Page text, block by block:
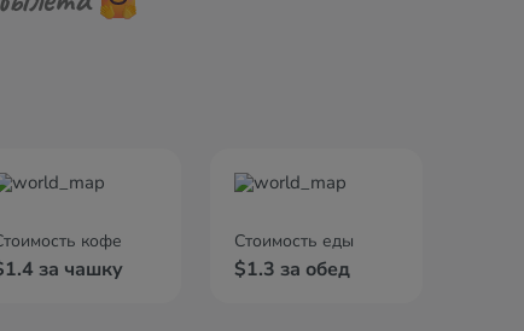
кофе
за чашку
Стоимость еды
$1.3 за обед